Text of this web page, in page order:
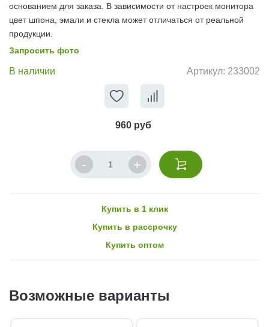
основанием для заказа. В зависимости от настроек монитора
цвет шпона, эмали и стекла может отличаться от реальной
продукции.
Запросить фото
В наличии Артикул: 233002
960 руб
Купить в 1 клик
Купить в рассрочку
Купить оптом
Возможные варианты